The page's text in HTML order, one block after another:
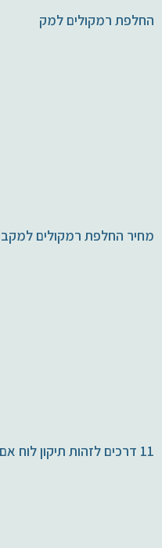
החלפת רמקולים למק
מחיר החלפת רמקולים
11 דרכים לזהות תיקון לוח אם מקבוק